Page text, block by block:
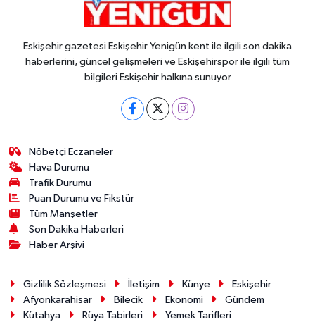
Eskişehir gazetesi Eskişehir Yenigün kent ile ilgili son dakika
haberlerini, güncel gelişmeleri ve Eskişehirspor ile ilgili tüm
bilgileri Eskişehir halkına sunuyor
Nöbetçi Eczaneler
Hava Durumu
Trafik Durumu
Puan Durumu ve Fikstür
Tüm Manşetler
Son Dakika Haberleri
Haber Arşivi
Gizlilik Sözleşmesi İletişim Künye
Eskişehir
Afyonkarahisar
Bilecik Ekonomi
Gündem
Kütahya
Rüya Tabirleri Yemek Tarifleri